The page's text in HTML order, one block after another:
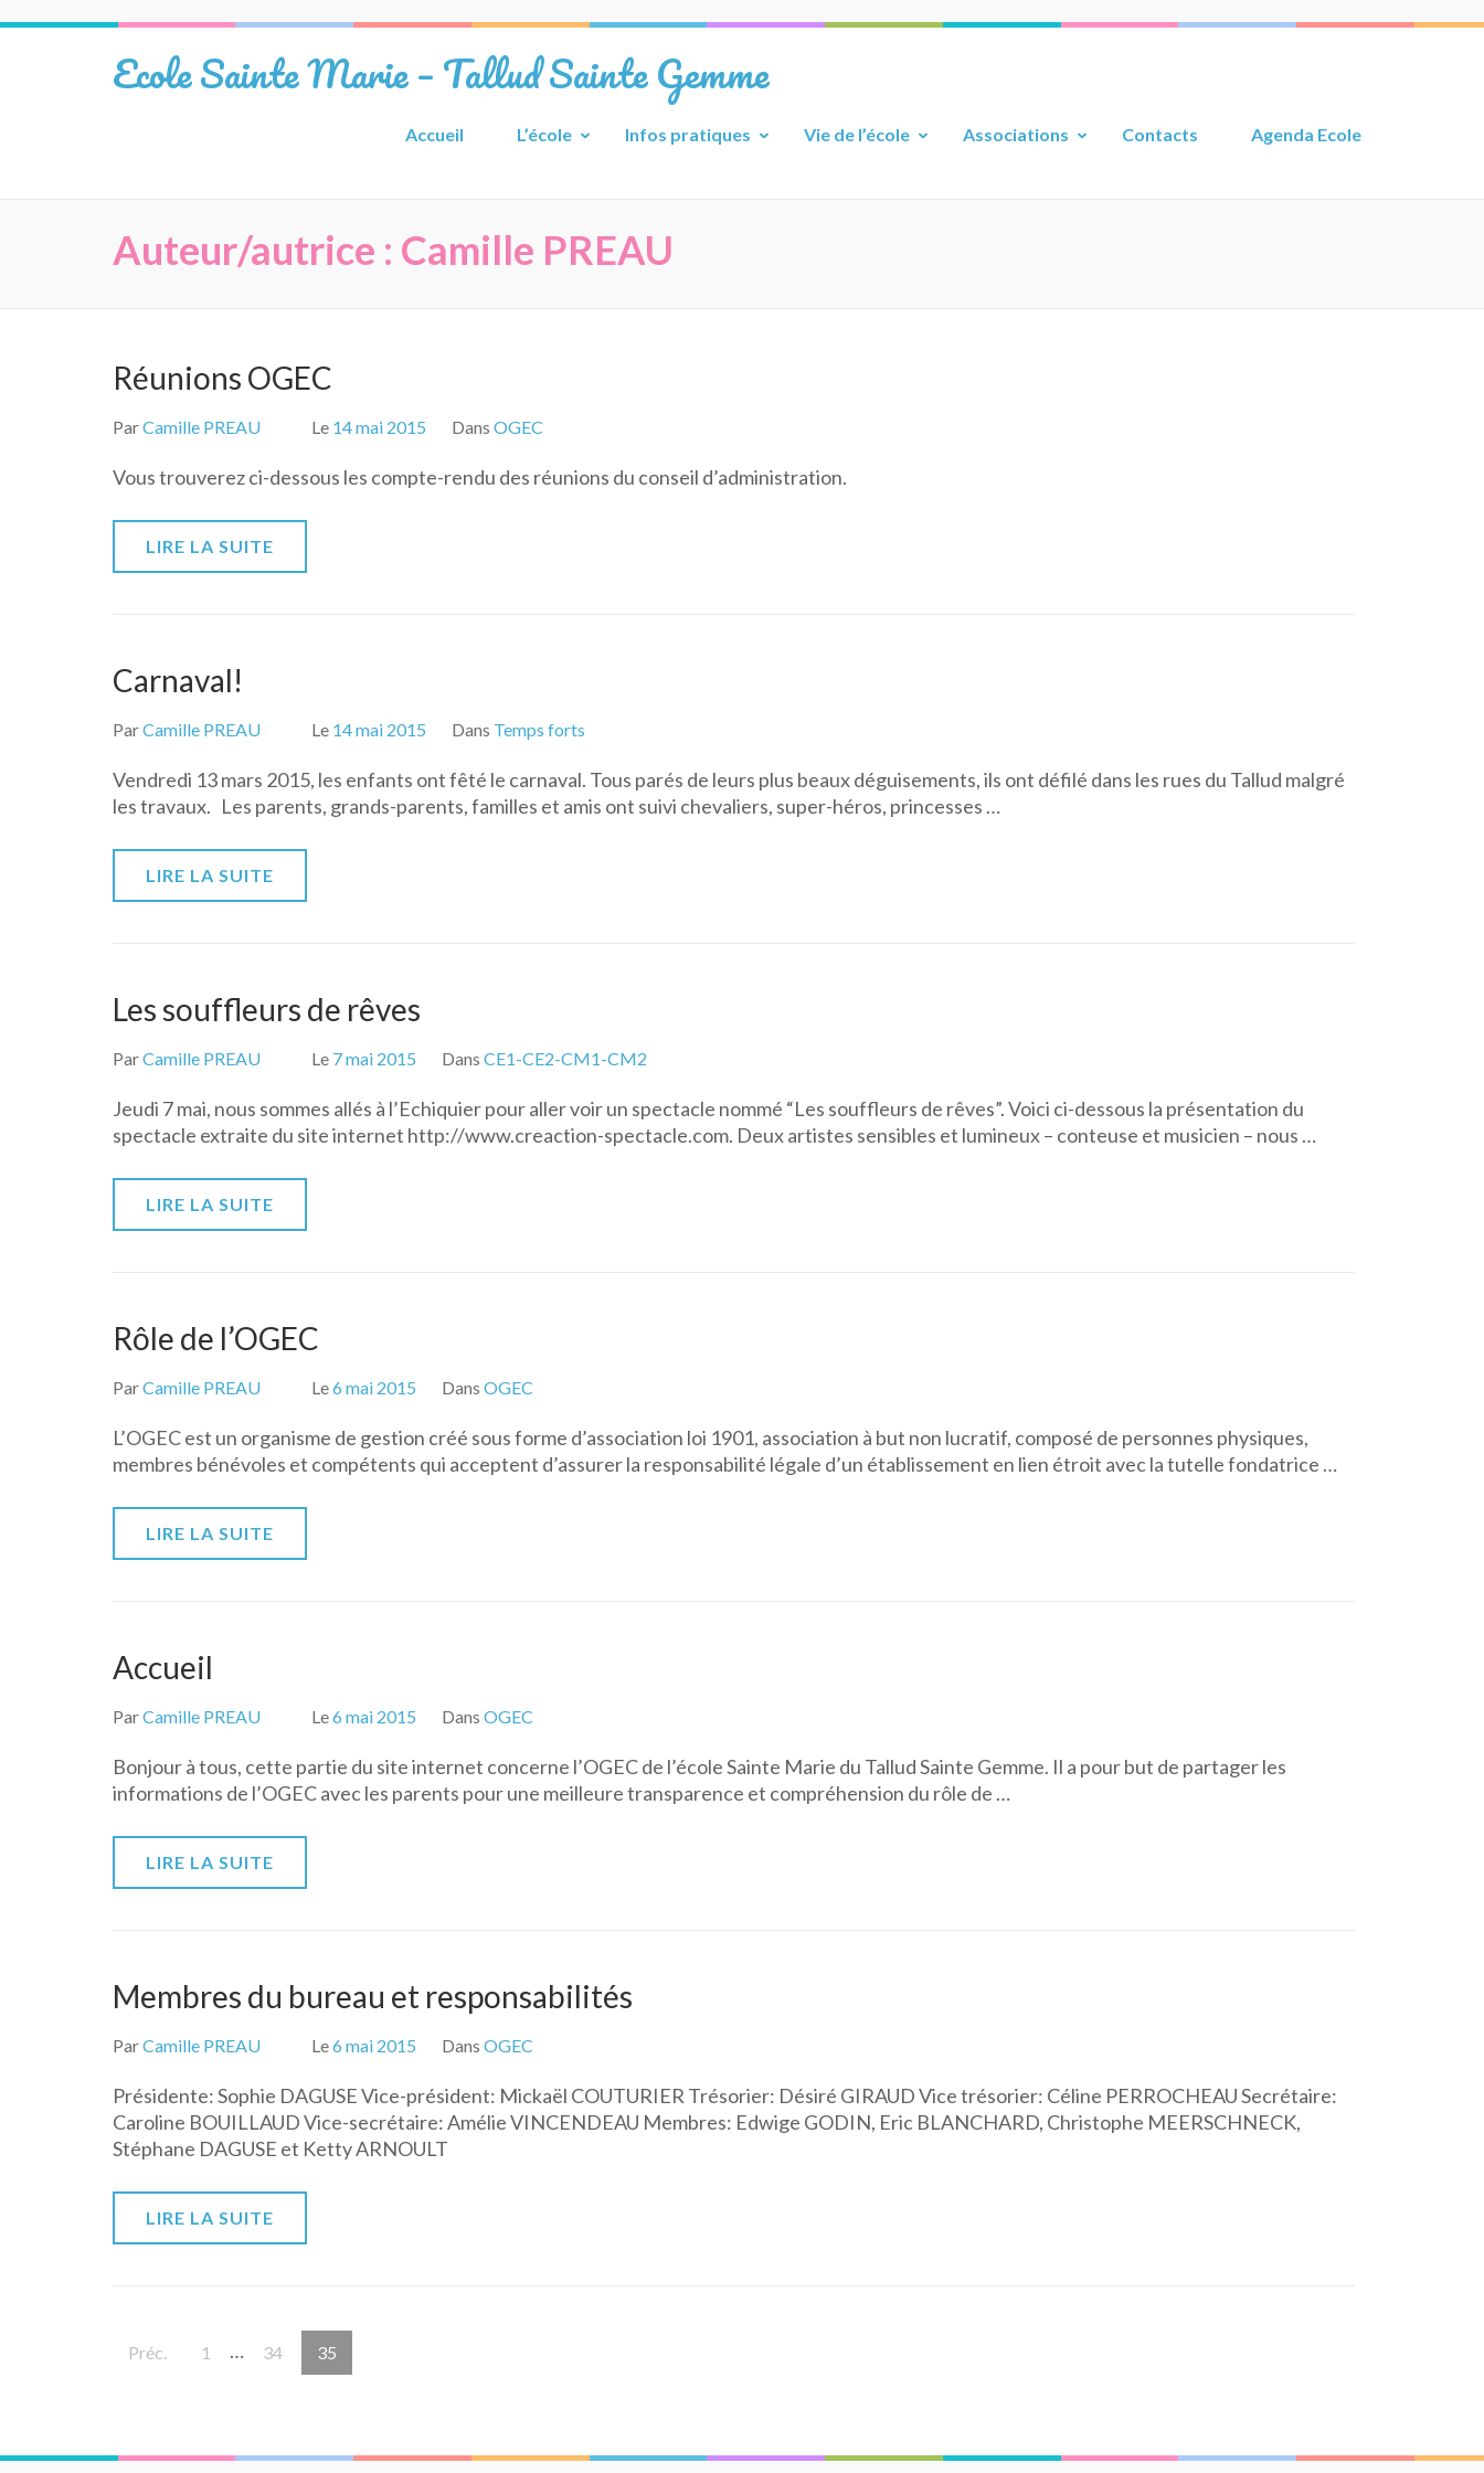
Ecole Sainte Marie – Tallud Sainte Gemme
Accueil L’école Infos pratiques Vie de l’école Associations Contacts Agenda Ecole
Auteur/autrice : Camille PREAU
Réunions OGEC
ParCamille PREAU Le 14 mai 2015 Dans OGEC
Vous trouverez ci-dessous les compte-rendu des réunions du conseil d’administration.
LIRE LA SUITE
Carnaval!
ParCamille PREAU Le 14 mai 2015 Dans Temps forts
Vendredi 13 mars 2015, les enfants ont fêté le carnaval. Tous parés de leurs plus beaux déguisements, ils ont défilé dans les rues du Tallud malgré
les travaux. Les parents, grands-parents, familles et amis ont suivi chevaliers, super-héros, princesses …
LIRE LA SUITE
Les souffleurs de rêves
ParCamille PREAU Le 7 mai 2015 Dans CE1-CE2-CM1-CM2
Jeudi 7 mai, nous sommes allés à l’Echiquier pour aller voir un spectacle nommé “Les souffleurs de rêves”. Voici ci-dessous la présentation du
spectacle extraite du site internet http://www.creaction-spectacle.com. Deux artistes sensibles et lumineux – conteuse et musicien – nous …
LIRE LA SUITE
Rôle de l’OGEC
ParCamille PREAU Le6 mai 2015 Dans OGEC
L’OGEC est un organisme de gestion créé sous forme d’association loi 1901, association à but non lucratif, composé de personnes physiques,
membres bénévoles et compétents qui acceptent d’assurer la responsabilité légale d’un établissement en lien étroit avec la tutelle fondatrice …
LIRE LA SUITE
Accueil
ParCamille PREAU Le6 mai 2015 Dans OGEC
Bonjour à tous, cette partie du site internet concerne l’OGEC de l’école Sainte Marie du Tallud Sainte Gemme. Il a pour but de partager les
informations de l’OGEC avec les parents pour une meilleure transparence et compréhension du rôle de …
LIRE LA SUITE
Membres du bureau et responsabilités
ParCamille PREAU Le6 mai 2015 Dans OGEC
Présidente: Sophie DAGUSE Vice-président: Mickaël COUTURIER Trésorier: Désiré GIRAUD Vice trésorier: Céline PERROCHEAU Secrétaire:
Caroline BOUILLAUD Vice-secrétaire: Amélie VINCENDEAU Membres: Edwige GODIN, Eric BLANCHARD, Christophe MEERSCHNECK,
Stéphane DAGUSE et Ketty ARNOULT
LIRE LA SUITE
Pagination
des
Préc. Page
1 … Page
34 Page
35